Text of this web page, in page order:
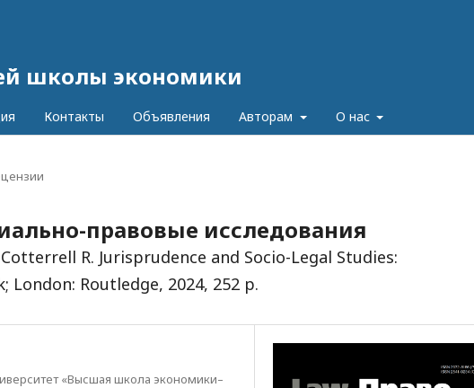
школы экономики
Контакты Объявления Авторам О нас
правовые исследования
R. Jurisprudence and Socio-Legal Studies:
London: Routledge, 2024, 252 p.
«Высшая школа экономики–